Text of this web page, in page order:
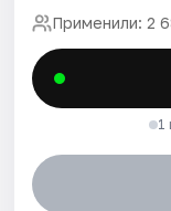
Применили: 2
1